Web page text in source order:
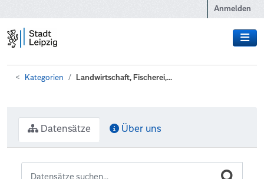
Anmelden
Kategorien Landwirtschaft, Fischerei,...
Datensätze Über uns